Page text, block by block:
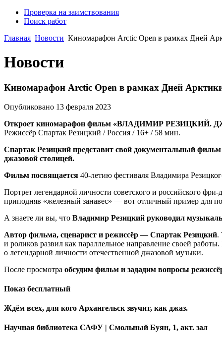
Проверка на заимствования
Поиск работ
Главная Новости Киномарафон Arctic Open в рамках Дней
Новости
Киномарафон Arctic Open в рамках Дней
Опубликовано 13 февраля 2023
Откроет киномарафон фильм «ВЛАДИМИР РЕЗИЦКИЙ.
Режиссёр Спартак Резицкий / Россия / 16+ / 58 мин.
Спартак Резицкий представит свой документальный
джазовой столицей.
Фильм посвящается 40-летию фестиваля Владимира
Портрет легендарной личности советского и российского
приподняв «железный занавес» — вот отличный пример для
А знаете ли вы, что Владимир Резицкий руководил
Автор фильма, сценарист и режиссёр — Спартак Резицкий.
и роликов развил как параллельное направление своей
о легендарной личности отечественной джазовой музыки.
После просмотра обсудим фильм и зададим вопросы
Показ бесплатный
Ждём всех, для кого Архангельск звучит, как джаз.
Научная библиотека САФУ | Смольный Буян, 1, акт. зал